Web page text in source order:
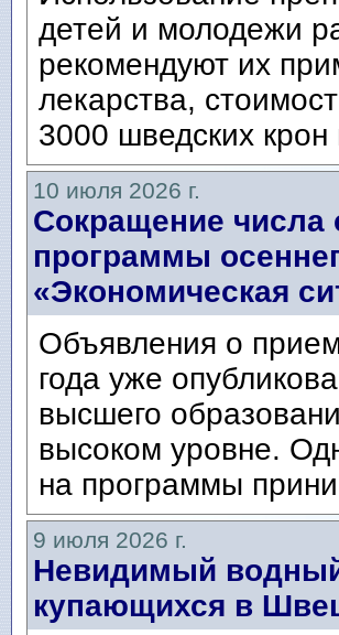
детей и молодежи
рекомендуют их
лекарства,
3000 шведских
10 июля 2026 г.
Сокращение числа
программы
«Экономическая
Объявления о
года уже
высшего
высоком уровне.
на программы
9 июля 2026 г.
Невидимый
купающихся в